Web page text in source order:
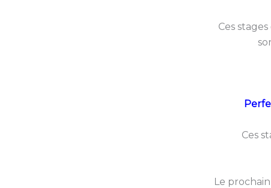
Ces
Ces
Le